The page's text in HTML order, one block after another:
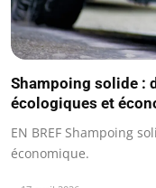
Shampoing solide :
écologiques et
EN BREF Shampoing
économique.